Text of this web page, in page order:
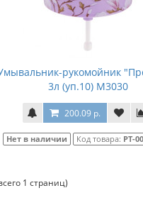
рукомойник
3л (уп.10) М3030
200.09 р.
Нет в наличии Код товара: РТ-
1 страниц)